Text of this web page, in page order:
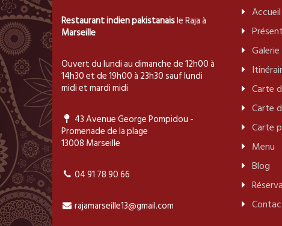
Restaurantindienpakistanaisle Raja à
Marseille
Ouvert du lundi au dimanche de 12h00 à
14h30 et de 19h00 à 23h30 sauf lundi
midi et mardi midi
43 Avenue George Pompidou -
Promenade de la plage
13008 Marseille
04 91 78 90 66
rajamarseille13@gmail.com
Accueil
Galerie
Carte
Carte
Carte
Menu
Blog